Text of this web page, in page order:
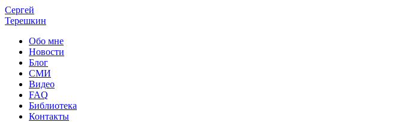
Сергей
Терешкин
Обо мне
Новости
Блог
СМИ
Видео
FAQ
Библиотека
Контакты